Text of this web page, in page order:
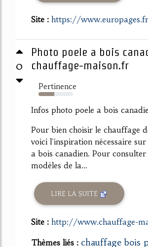
Site : https://www.europages.fr
0
Photo poele a bois
chauffage-maison.fr
Pertinence
45%
Infos photo poele a bois
Pour bien choisir le chauffage
voici l'inspiration nécessaire
a bois canadien. Pour
modèles de la...
LIRE LA SUITE
Site : http://www.chauffage-
Thèmes liés : chauffage bois